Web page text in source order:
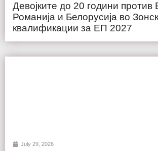
Девојките до 20 години против
Романија и Белорусија во
квалификации за ЕП 2027
July 29, 2026